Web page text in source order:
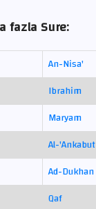
fazla Sure:
An-Nisa'
Ibrahim
Maryam
Al-'Ankabut
Ad-Dukhan
Qaf